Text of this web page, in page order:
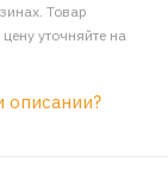
Товар
уточняйте на
описании?